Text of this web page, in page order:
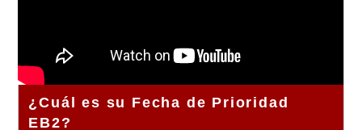
¿Cuál es su Fecha de Prioridad
EB2?